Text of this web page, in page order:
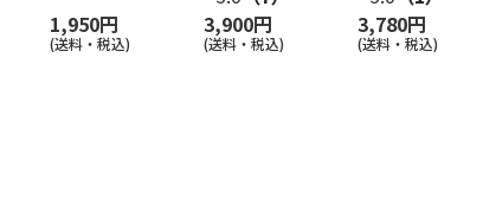
1,950円
(送料・税込)
3,900円
(送料・税込)
3,780円
(送料・税込)